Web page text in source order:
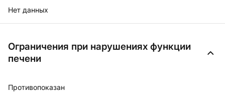
Нет данных
Ограничения при нарушениях функции
печени
Противопоказан